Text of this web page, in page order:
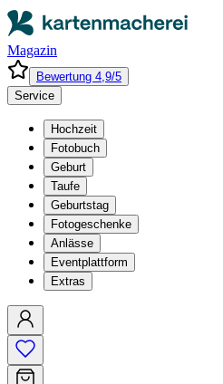
Magazin
Bewertung 4,9/5
Service
Hochzeit
Fotobuch
Geburt
Taufe
Geburtstag
Fotogeschenke
Anlässe
Eventplattform
Extras